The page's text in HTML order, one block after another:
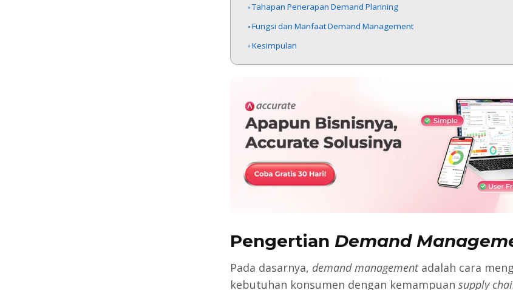
Tahapan Penerapan Demand Planning
Fungsi dan Manfaat Demand Management
Kesimpulan
Pengertian Demand
Pada dasarnya, demand managementadalah cara
kebutuhan konsumen dengan kemampuan supply